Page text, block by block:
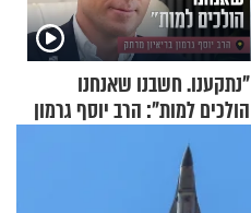
"נתקענו. חשבנו שאנחנו
הולכים למות": הרב יוסף גרמון
בריאיון מרתק